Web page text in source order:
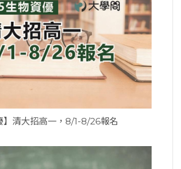
】清大招高一，8/1-8/26報名